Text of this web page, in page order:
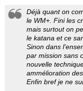
Déjà quant on
le WM+. Fini les
mais surtout on
le katana et ce
Sinon dans
par mission sans
nouvelle
ammélioration
Enfin bref je ne